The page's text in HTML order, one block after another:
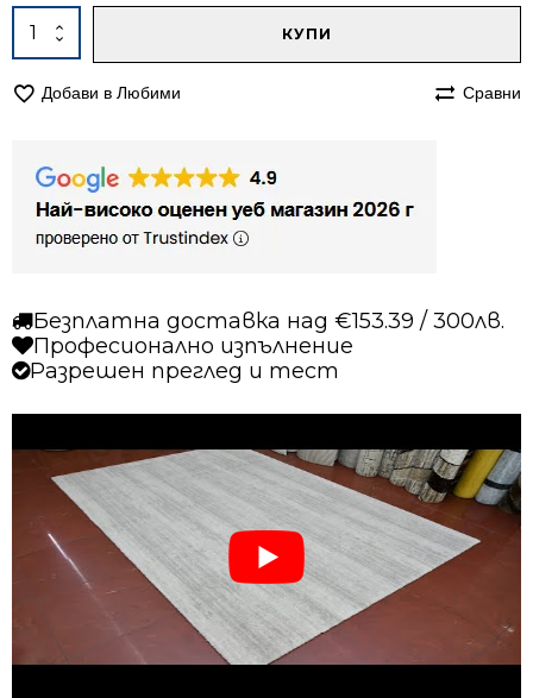
количество
за
133/190
КУПИ
Добави в Любими Сравни
Безплатна доставка над €153.39 / 300лв.
Професионално изпълнение
Разрешен преглед и тест